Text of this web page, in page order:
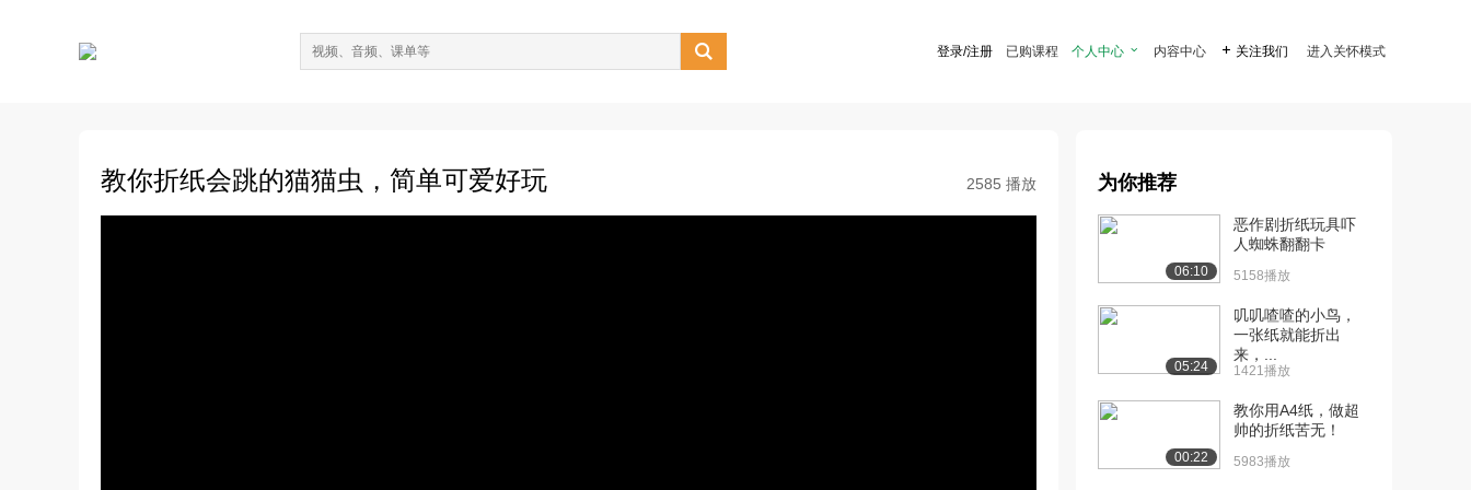
 登录/注册 已购课程 个人中心  内容中心  关注我们 进入关怀模式
教你折纸会跳的猫猫虫，简单可爱好玩 2585 播放 为你推荐
06:10
恶作剧折纸玩具吓
人蜘蛛翻翻卡
5158播放
05:24
叽叽喳喳的小鸟，
一张纸就能折出
来，...
1421播放
00:22
教你用A4纸，做超
帅的折纸苦无！
5983播放